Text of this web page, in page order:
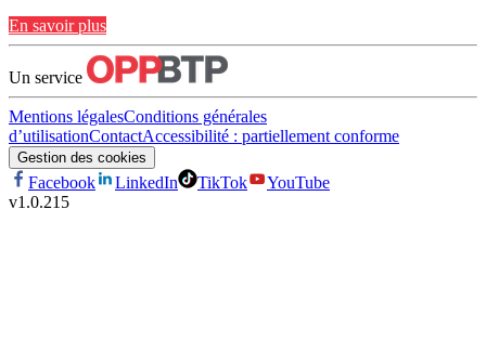
En savoir plus
Un service
Mentions légalesConditions générales
d’utilisationContactAccessibilité : partiellement conforme
Gestion des cookies
Facebook LinkedIn TikTok
YouTube
v1.0.215